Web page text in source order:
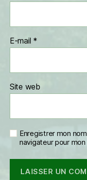
E-mail *
Site web
Enregistrer mon
navigateur pour